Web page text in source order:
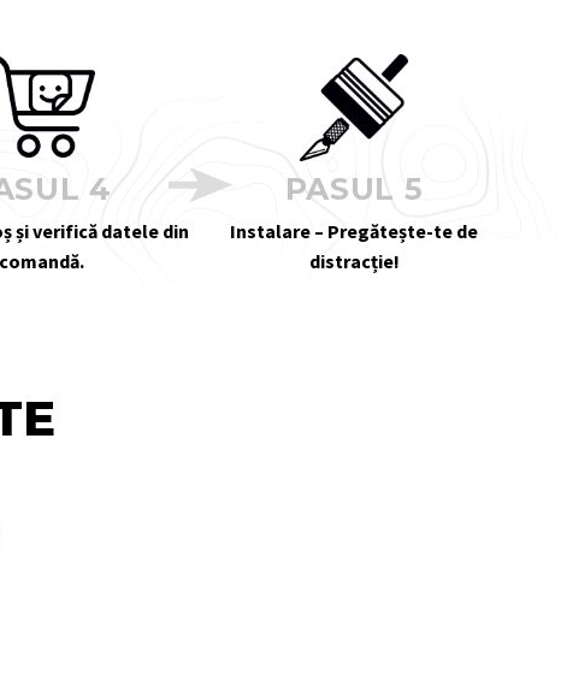
4
și verifică datele din
comandă.
PASUL 5
Instalare – Pregătește-te de
distracție!